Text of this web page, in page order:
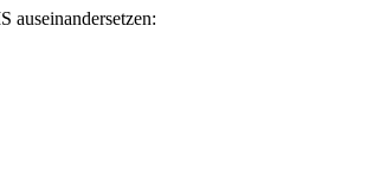
auseinandersetzen: